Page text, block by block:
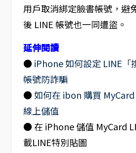
用戶取消綁定臉書帳號，避
後 LINE 帳號也一同遭盜。
延伸閱讀
● iPhone 如何設定 LINE「
帳號防詐騙
●如何在 ibon 購買
線上儲值
● 在 iPhone 儲值 MyCard
載LINE特別貼圖